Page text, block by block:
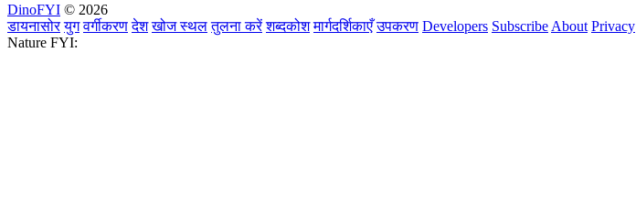
DinoFYI © 2026
डायनासोर युग वर्गीकरण देश खोज स्थल तुलना करें शब्दकोश मार्गदर्शिकाएँ उपकरण Developers Subscribe About Privacy
Nature FYI: